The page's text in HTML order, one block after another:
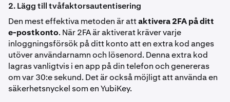
2. Lägg till tvåfaktorsautentisering
Den mest effektiva metoden är attaktivera 2FA på ditt
e-postkonto. När 2FA är aktiverat kräver varje
inloggningsförsök på ditt konto att en extra kod anges
utöver användarnamn och lösenord. Denna extra kod
lagras vanligtvis i en app på din telefon och genereras
om var 30:e sekund. Det är också möjligt att använda en
säkerhetsnyckel som en YubiKey.